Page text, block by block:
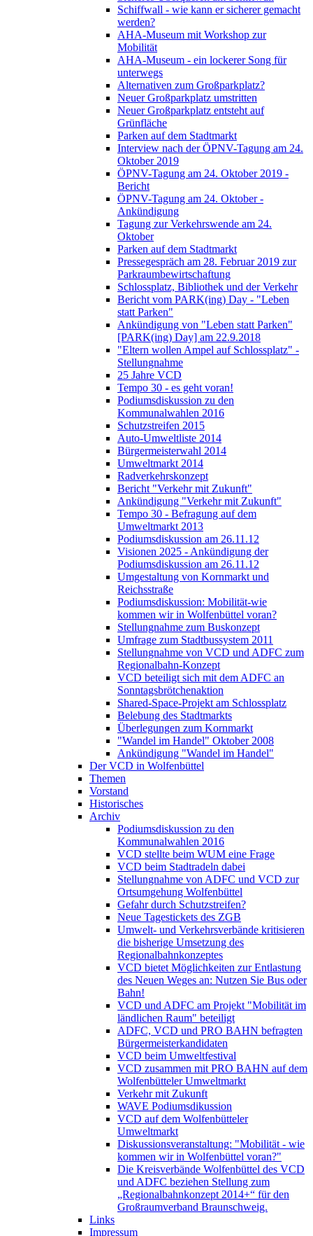
Schiffwall - wie kann er sicherer gemacht
werden?
AHA-Museum mit Workshop zur
Mobilität
AHA-Museum - ein lockerer Song für
unterwegs
Alternativen zum Großparkplatz?
Neuer Großparkplatz umstritten
Neuer Großparkplatz entsteht auf
Grünfläche
Parken auf dem Stadtmarkt
Interview nach der ÖPNV-Tagung am 24.
Oktober 2019
ÖPNV-Tagung am 24. Oktober 2019 -
Bericht
ÖPNV-Tagung am 24. Oktober -
Ankündigung
Tagung zur Verkehrswende am 24.
Oktober
Parken auf dem Stadtmarkt
Pressegespräch am 28. Februar 2019 zur
Parkraumbewirtschaftung
Schlossplatz, Bibliothek und der Verkehr
Bericht vom PARK(ing) Day - "Leben
statt Parken"
Ankündigung von "Leben statt Parken"
[PARK(ing) Day] am 22.9.2018
"Eltern wollen Ampel auf Schlossplatz" -
Stellungnahme
25 Jahre VCD
Tempo 30 - es geht voran!
Podiumsdiskussion zu den
Kommunalwahlen 2016
Schutzstreifen 2015
Auto-Umweltliste 2014
Bürgermeisterwahl 2014
Umweltmarkt 2014
Radverkehrskonzept
Bericht "Verkehr mit Zukunft"
Ankündigung "Verkehr mit Zukunft"
Tempo 30 - Befragung auf dem
Umweltmarkt 2013
Podiumsdiskussion am 26.11.12
Visionen 2025 - Ankündigung der
Podiumsdiskussion am 26.11.12
Umgestaltung von Kornmarkt und
Reichsstraße
Podiumsdiskussion: Mobilität-wie
kommen wir in Wolfenbüttel voran?
Stellungnahme zum Buskonzept
Umfrage zum Stadtbussystem 2011
Stellungnahme von VCD und ADFC zum
Regionalbahn-Konzept
VCD beteiligt sich mit dem ADFC an
Sonntagsbrötchenaktion
Shared-Space-Projekt am Schlossplatz
Belebung des Stadtmarkts
Überlegungen zum Kornmarkt
"Wandel im Handel" Oktober 2008
Ankündigung "Wandel im Handel"
Der VCD in Wolfenbüttel
Themen
Vorstand
Historisches
Archiv
Podiumsdiskussion zu den
Kommunalwahlen 2016
VCD stellte beim WUM eine Frage
VCD beim Stadtradeln dabei
Stellungnahme von ADFC und VCD zur
Ortsumgehung Wolfenbüttel
Gefahr durch Schutzstreifen?
Neue Tagestickets des ZGB
Umwelt- und Verkehrsverbände kritisieren
die bisherige Umsetzung des
Regionalbahnkonzeptes
VCD bietet Möglichkeiten zur Entlastung
des Neuen Weges an: Nutzen Sie Bus oder
Bahn!
VCD und ADFC am Projekt "Mobilität im
ländlichen Raum" beteiligt
ADFC, VCD und PRO BAHN befragten
Bürgermeisterkandidaten
VCD beim Umweltfestival
VCD zusammen mit PRO BAHN auf dem
Wolfenbütteler Umweltmarkt
Verkehr mit Zukunft
WAVE Podiumsdikussion
VCD auf dem Wolfenbütteler
Umweltmarkt
Diskussionsveranstaltung: "Mobilität - wie
kommen wir in Wolfenbüttel voran?"
Die Kreisverbände Wolfenbüttel des VCD
und ADFC beziehen Stellung zum
„Regionalbahnkonzept 2014+“ für den
Großraumverband Braunschweig.
Links
Impressum